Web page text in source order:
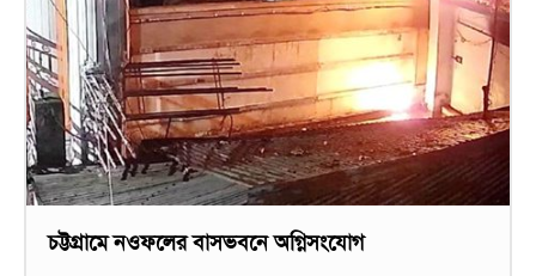
চট্টগ্রামে নওফলের বাসভবনে অগ্নিসংযোগ